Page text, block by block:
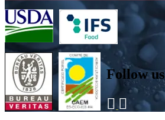
Follow us